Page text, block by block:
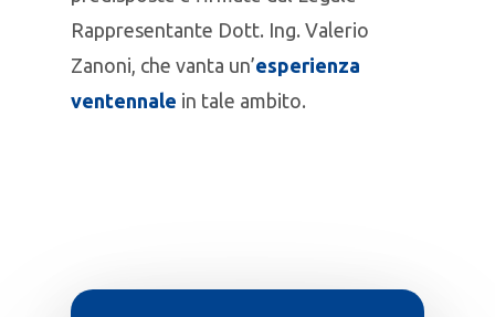
Rappresentante Dott. Ing. Valerio
Zanoni, che vanta un’esperienza
ventennale in tale ambito.